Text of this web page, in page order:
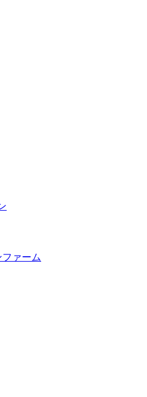
ファーム